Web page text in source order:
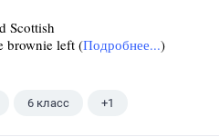
Scottish
brownie left (Подробнее...)
6 класс +1